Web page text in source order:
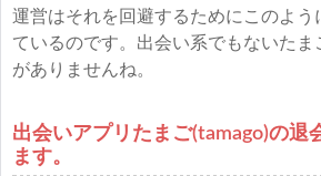
運営はそれを回避するためにこのよう
ているのです。出会い系でもないたま
がありませんね。
出会いアプリたまご(tamago)の退
ます。